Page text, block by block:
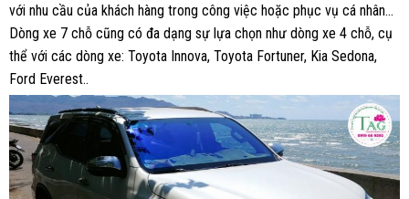
với nhu cầu của khách hàng trong công việc hoặc phục vụ cá nhân…
Dòng xe 7 chỗ cũng có đa dạng sự lựa chọn như dòng xe 4 chỗ, cụ
thể với các dòng xe: Toyota Innova, Toyota Fortuner, Kia Sedona,
Ford Everest..